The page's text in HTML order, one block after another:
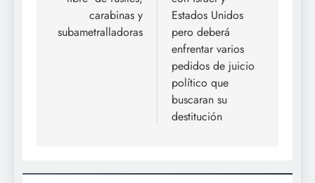
carabinas y
subametralladoras
Estados Unidos
pero deberá
enfrentar varios
pedidos de juicio
político que
buscaran su
destitución